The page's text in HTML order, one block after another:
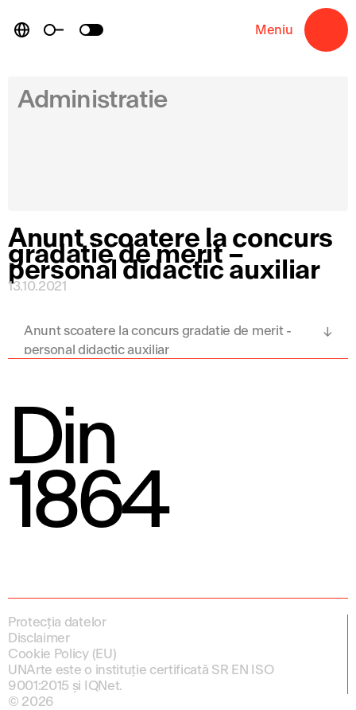
content
Meniu
Administratie
Anunt scoatere la concurs
gradatie de merit –
personal didactic auxiliar
13.10.2021
Anunt scoatere la concurs gradatie de merit -
personal didactic auxiliar
Din
1864
Protecția datelor
Disclaimer
Cookie Policy (EU)
UNArte este o instituție certificată SR EN ISO
9001:2015 și IQNet.
© 2026